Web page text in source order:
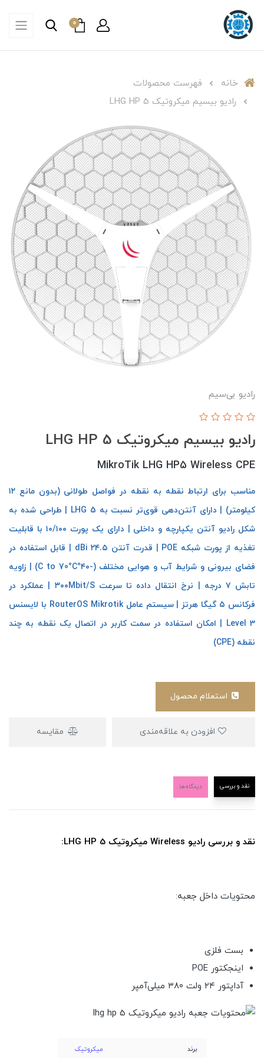
0
خانه
فهرست محصولات
رادیو بیسیم میکروتیک LHG HP 5
رادیو بی‌سیم
رادیو بیسیم میکروتیک LHG HP 5
MikroTik LHG HP5 Wireless CPE
مناسب برای ارتباط نقطه به نقطه در فواصل طولانی (بدون مانع ۱۲
کیلومتر) | دارای آنتن‌دهی قوی‌تر نسبت به LHG 5 | طراحی شده به
شکل رادیو آنتن یکپارچه و داخلی | دارای یک پورت ۱۰/۱۰۰ با قابلیت
تغذیه از پورت شبکه POE | قدرت آنتن ۲۴.۵ dBi | قابل استفاده در
فضای بیرونی و شرایط آب و هوایی مختلف (-۴۰°C to 70°C) | زاویه
تابش ۷ درجه | نرخ انتقال داده تا سرعت ۳۰۰Mbit/S | عملکرد در
فرکانس ۵ گیگا هرتز | سیستم عامل RouterOS Mikrotik با لایسنس
Level 3 | امکان استفاده در سمت کاربر در اتصال یک نقطه به چند
نقطه (CPE)
مقایسه
نقد و بررسی دیدگاه‌ها
نقد و بررسی رادیو Wireless میکروتیک LHG HP 5:
محتویات داخل جعبه:
بست فلزی
اینجکتور POE
آداپتور ۲۴ ولت ۳۸۰ میلی‌آمپر